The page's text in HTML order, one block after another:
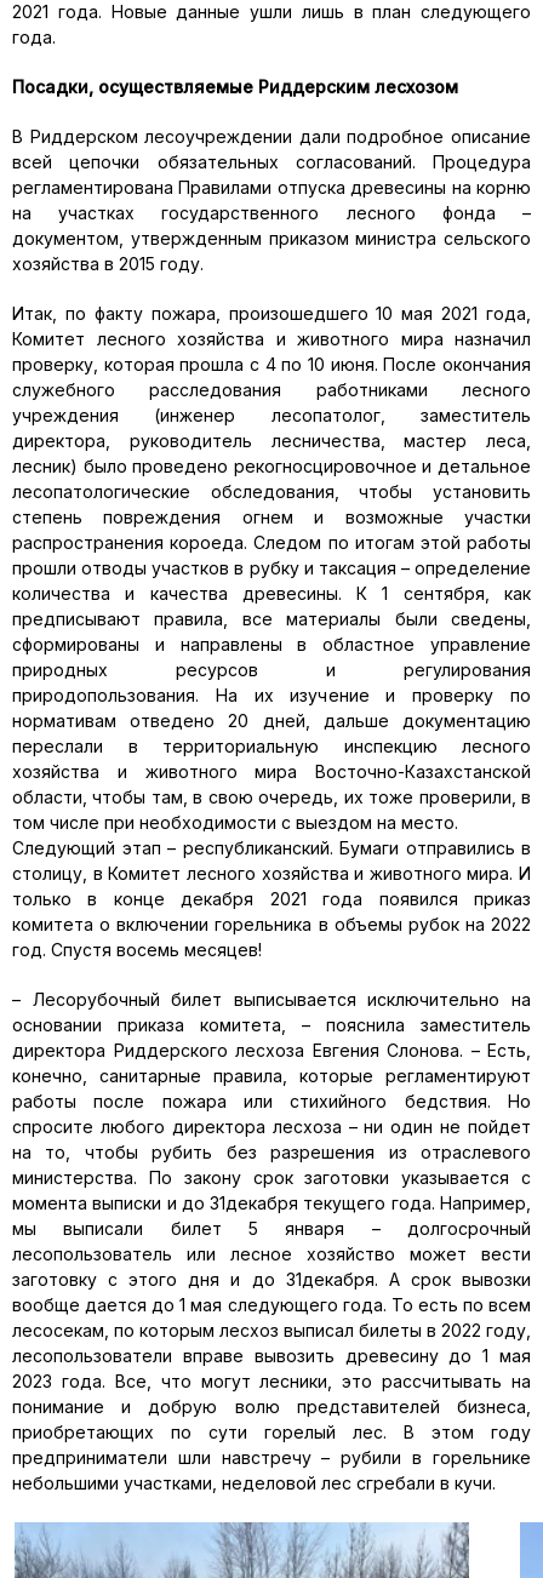
2021 года. Новые данные ушли лишь в план следующего
года.
Посадки, осуществляемые Риддерским лесхозом
В Риддерском лесоучреждении дали подробное описание
всей цепочки обязательных согласований. Процедура
регламентирована Правилами отпуска древесины на корню
на участках государственного лесного фонда –
документом, утвержденным приказом министра сельского
хозяйства в 2015 году.
Итак, по факту пожара, произошедшего 10 мая 2021 года,
Комитет лесного хозяйства и животного мира назначил
проверку, которая прошла с 4 по 10 июня. После окончания
служебного расследования работниками лесного
учреждения (инженер лесопатолог, заместитель
директора, руководитель лесничества, мастер леса,
лесник) было проведено рекогносцировочное и детальное
лесопатологические обследования, чтобы установить
степень повреждения огнем и возможные участки
распространения короеда. Следом по итогам этой работы
прошли отводы участков в рубку и таксация – определение
количества и качества древесины. К 1 сентября, как
предписывают правила, все материалы были сведены,
сформированы и направлены в областное управление
природных ресурсов и регулирования
природопользования. На их изучение и проверку по
нормативам отведено 20 дней, дальше документацию
переслали в территориальную инспекцию лесного
хозяйства и животного мира Восточно-Казахстанской
области, чтобы там, в свою очередь, их тоже проверили, в
том числе при необходимости с выездом на место.
Следующий этап – республиканский. Бумаги отправились в
столицу, в Комитет лесного хозяйства и животного мира. И
только в конце декабря 2021 года появился приказ
комитета о включении горельника в объемы рубок на 2022
год. Спустя восемь месяцев!
– Лесорубочный билет выписывается исключительно на
основании приказа комитета, – пояснила заместитель
директора Риддерского лесхоза Евгения Слонова. – Есть,
конечно, санитарные правила, которые регламентируют
работы после пожара или стихийного бедствия. Но
спросите любого директора лесхоза – ни один не пойдет
на то, чтобы рубить без разрешения из отраслевого
министерства. По закону срок заготовки указывается с
момента выписки и до 31декабря текущего года. Например,
мы выписали билет 5 января – долгосрочный
лесопользователь или лесное хозяйство может вести
заготовку с этого дня и до 31декабря. А срок вывозки
вообще дается до 1 мая следующего года. То есть по всем
лесосекам, по которым лесхоз выписал билеты в 2022 году,
лесопользователи вправе вывозить древесину до 1 мая
2023 года. Все, что могут лесники, это рассчитывать на
понимание и добрую волю представителей бизнеса,
приобретающих по сути горелый лес. В этом году
предприниматели шли навстречу – рубили в горельнике
небольшими участками, неделовой лес сгребали в кучи.​